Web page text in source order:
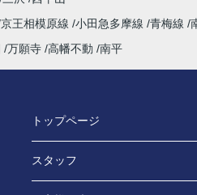
京王相模原線 小田急多摩線 青梅線
万願寺 高幡不動 南平
トップページ
スタッフ